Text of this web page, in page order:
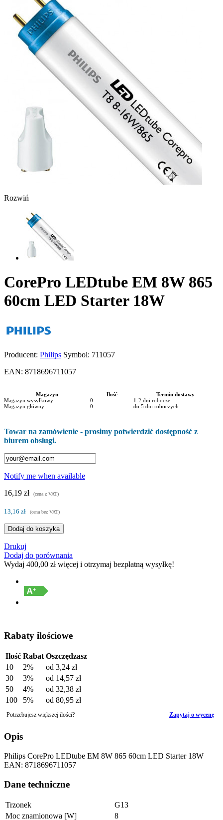
Rozwiń
CorePro LEDtube EM 8W 865
60cm LED Starter 18W
Producent: Philips Symbol: 711057
EAN: 8718696711057
Magazyn Ilość
Termin dostawy
Magazyn wysyłkowy
0
1-2 dni robocze
Magazyn główny
0 do 5 dni roboczych
Towar na zamówienie - prosimy potwierdzić dostępność z
biurem obsługi.
Notify me when available
16,19 zł
(cena z VAT)
13,16 zł (cena bez VAT)
Dodaj do koszyka
Drukuj
Dodaj do porównania
Wydaj 400,00 złwięcej i otrzymaj bezpłatną wysyłkę!
Rabaty ilościowe
Ilość Rabat Oszczędzasz
10
2% od 3,24 zł
30
3% od 14,57 zł
50
4% od 32,38 zł
100
5% od 80,95 zł
Potrzebujesz większej ilości? Zapytaj o wycenę
Opis
Philips CorePro LEDtube EM 8W 865 60cm LED Starter 18W
EAN: 8718696711057
Dane techniczne
Trzonek
G13
Moc znamionowa [W]
8